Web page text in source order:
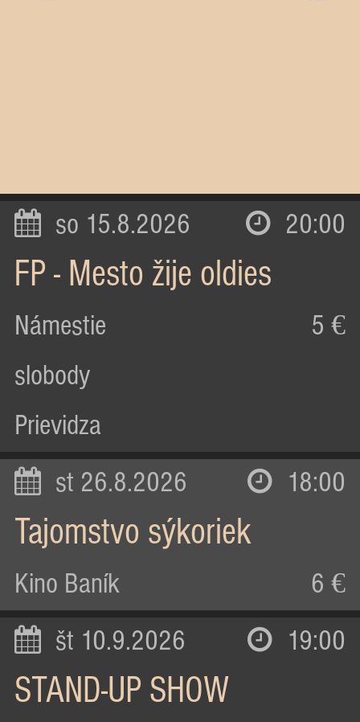
so 15.8.2026 20:00
FP - Mesto žije oldies
Námestie
slobody
Prievidza
5 €
st 26.8.2026 18:00
Tajomstvo sýkoriek
Kino Baník 6 €
št 10.9.2026 19:00
STAND-UP SHOW